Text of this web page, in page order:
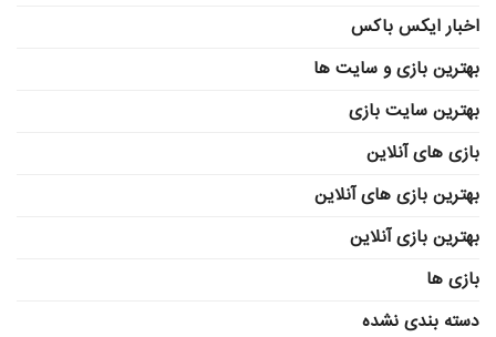
اخبار ایکس باکس
بهترین بازی و سایت ها
بهترین سایت بازی
بازی های آنلاین
بهترین بازی های آنلاین
بهترین بازی آنلاین
بازی ها
دسته بندی نشده